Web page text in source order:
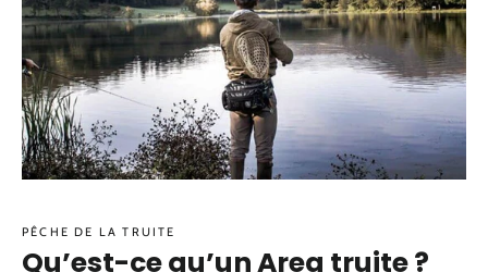
PÊCHE DE LA TRUITE
Qu’est-ce qu’un Area truite ?